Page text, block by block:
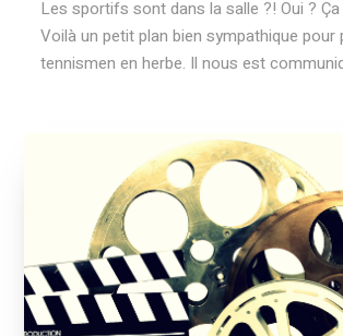
Les sportifs sont dans la salle ?! Oui ?
Voilà un petit plan bien sympathique pour
tennismen en herbe. Il nous est